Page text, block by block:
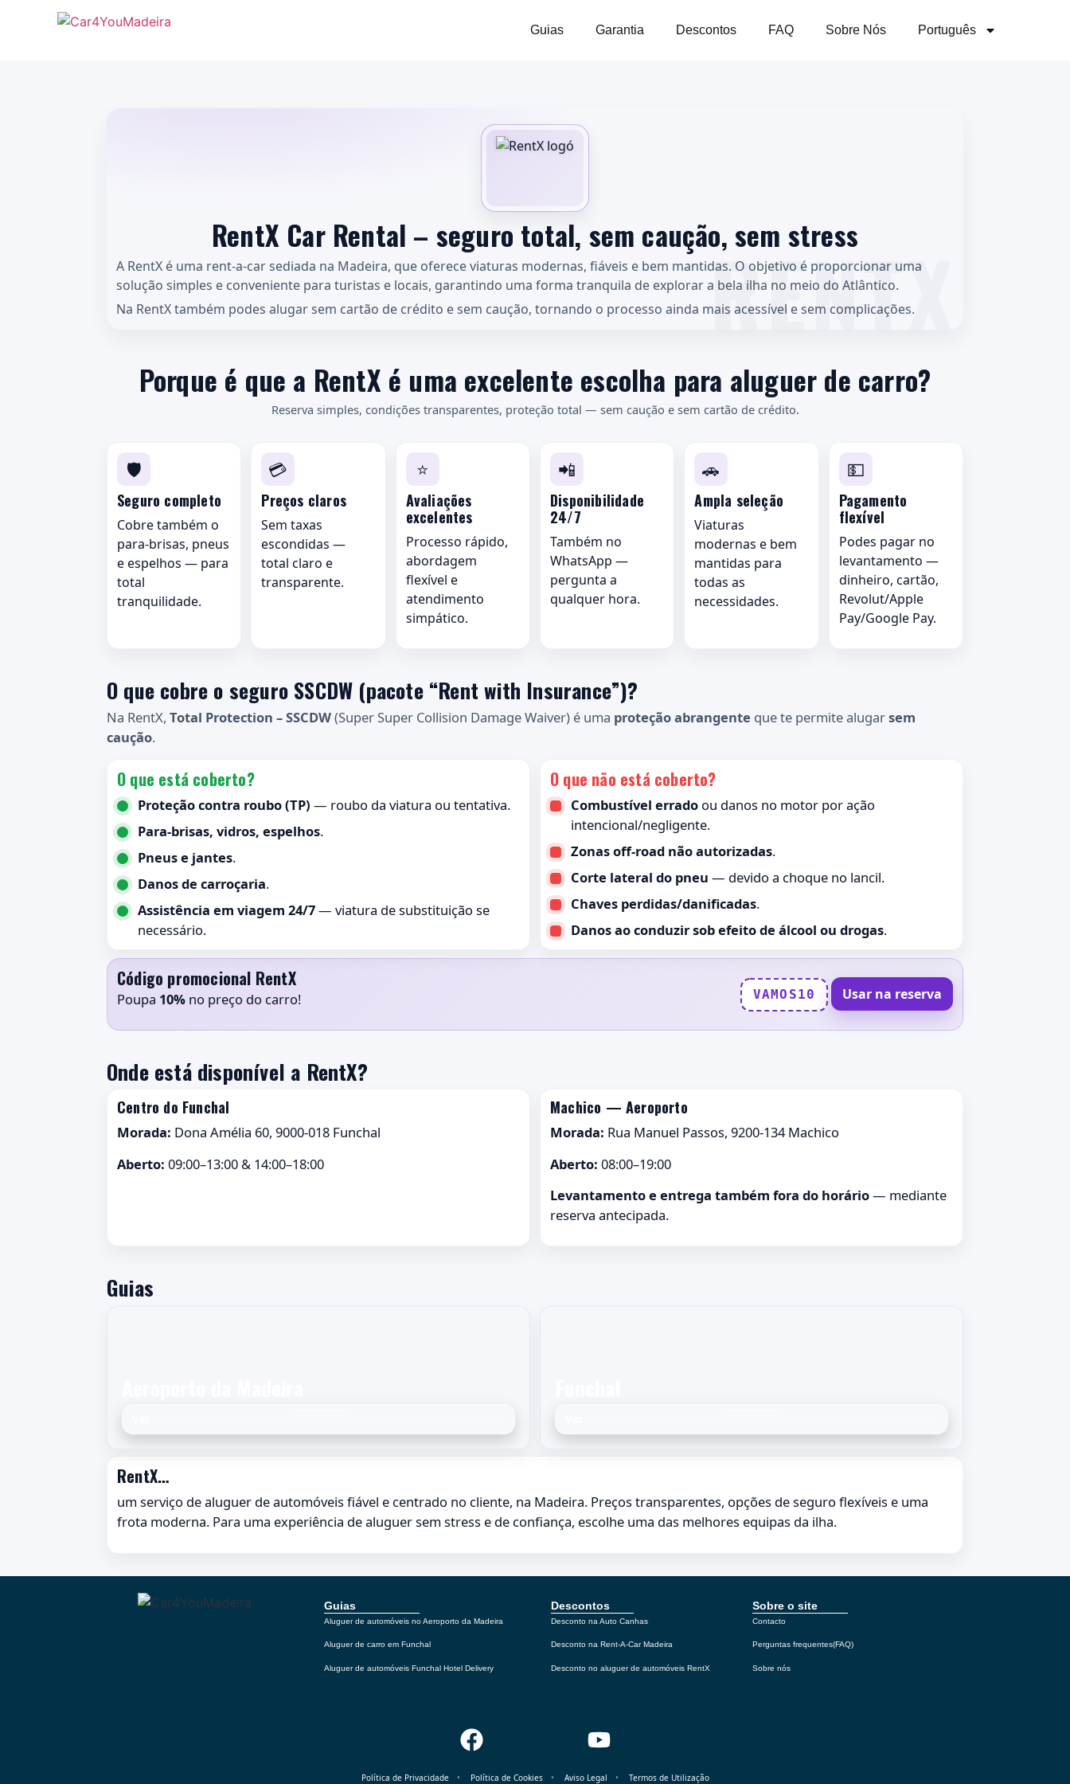
Guias Garantia Descontos FAQ Sobre Nós Português
RentX Car Rental – seguro total, sem caução, sem stress
A RentX é uma rent-a-car sediada na Madeira, que oferece viaturas modernas, fiáveis e bem mantidas. O objetivo é proporcionar uma
solução simples e conveniente para turistas e locais, garantindo uma forma tranquila de explorar a bela ilha no meio do Atlântico.
Na RentX também podes alugar sem cartão de crédito e sem caução, tornando o processo ainda mais acessível e sem complicações.
Porque é que a RentX é uma excelente escolha para aluguer de carro?
Reserva simples, condições transparentes, proteção total — sem caução e sem cartão de crédito.
🛡️
Seguro completo
Cobre também o
para-brisas, pneus
e espelhos — para
total
tranquilidade.
💳
Preços claros
Sem taxas
escondidas —
total claro e
transparente.
⭐
Avaliações
excelentes
Processo rápido,
abordagem
flexível e
atendimento
simpático.
📲
Disponibilidade
24/7
Também no
WhatsApp —
pergunta a
qualquer hora.
🚗
Ampla seleção
Viaturas
modernas e bem
mantidas para
todas as
necessidades.
💵
Pagamento
flexível
Podes pagar no
levantamento —
dinheiro, cartão,
Revolut/Apple
Pay/Google Pay.
O que cobre o seguro SSCDW (pacote “Rent with Insurance”)?
Na RentX, Total Protection – SSCDW(Super Super Collision Damage Waiver) é uma proteção abrangente que te permite alugarsem
caução.
O que está coberto?
Proteção contra roubo (TP) — roubo da viatura ou tentativa.
Para-brisas, vidros, espelhos.
Pneus e jantes.
Danos de carroçaria.
Assistência em viagem 24/7— viatura de substituição se
necessário.
O que não está coberto?
Combustível errado ou danos no motor por ação
intencional/negligente.
Zonas off-road não autorizadas.
Corte lateral do pneu — devido a choque no lancil.
Chaves perdidas/danificadas.
Danos ao conduzir sob efeito de álcool ou drogas.
Código promocional RentX
Poupa 10% no preço do carro! VAMOS10 Usar na reserva
Onde está disponível a RentX?
Centro do Funchal
Morada: Dona Amélia 60, 9000-018 Funchal
Aberto: 09:00–13:00 & 14:00–18:00
Machico — Aeroporto
Morada: Rua Manuel Passos, 9200-134 Machico
Aberto: 08:00–19:00
Levantamento e entrega também fora do horário— mediante
reserva antecipada.
Guias
RentX…
um serviço de aluguer de automóveis fiável e centrado no cliente, na Madeira. Preços transparentes, opções de seguro flexíveis e uma
frota moderna. Para uma experiência de aluguer sem stress e de confiança, escolhe uma das melhores equipas da ilha.
Guias
Aluguer de automóveis no Aeroporto da Madeira
Aluguer de carro em Funchal
Aluguer de automóveis Funchal Hotel Delivery
Descontos
Desconto na Auto Canhas
Desconto na Rent-A-Car Madeira
Desconto no aluguer de automóveis RentX
Sobre o site
Contacto
Perguntas frequentes(FAQ)
Sobre nós
Política de Privacidade • Política de Cookies • Aviso Legal • Termos de Utilização